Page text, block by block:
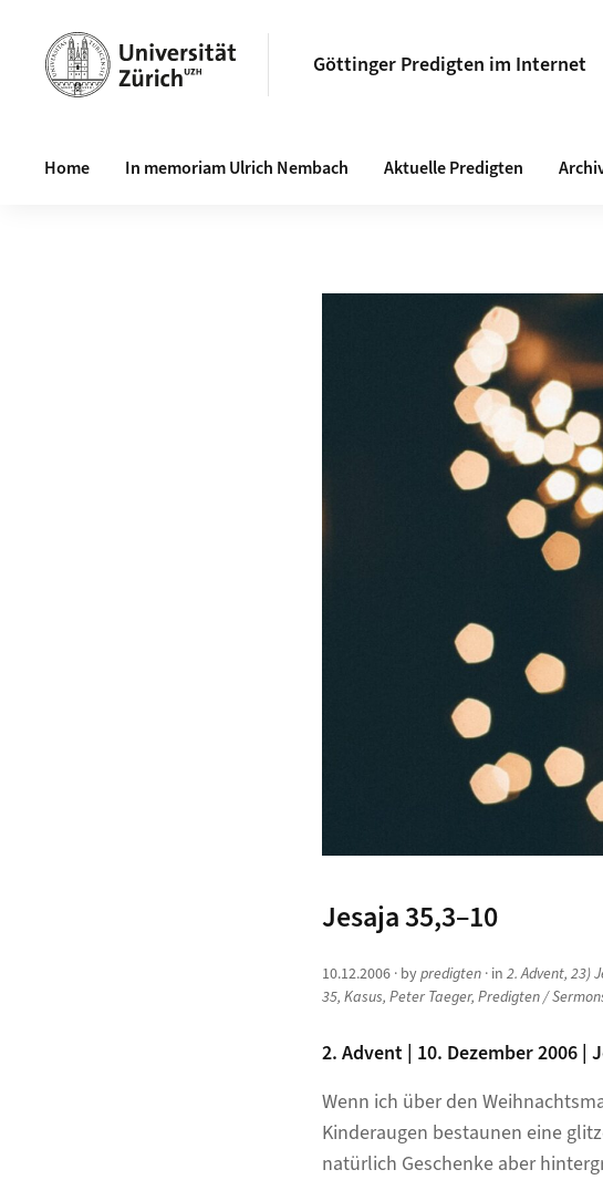
Göttinger Predigten im Internet
Home In memoriam Ulrich Nembach Aktuelle Predigten
Jesaja 35,3–10
10.12.2006 · bypredigten · in 2. Advent, 23)
35, Kasus, Peter Taeger, Predigten /
2. Advent | 10. Dezember 2006 |
Wenn ich über den
Kinderaugen bestaunen eine
natürlich Geschenke aber